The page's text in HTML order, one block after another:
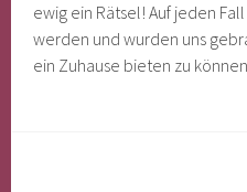
ewig ein Rätsel! Auf jeden
werden und wurden uns
ein Zuhause bieten zu